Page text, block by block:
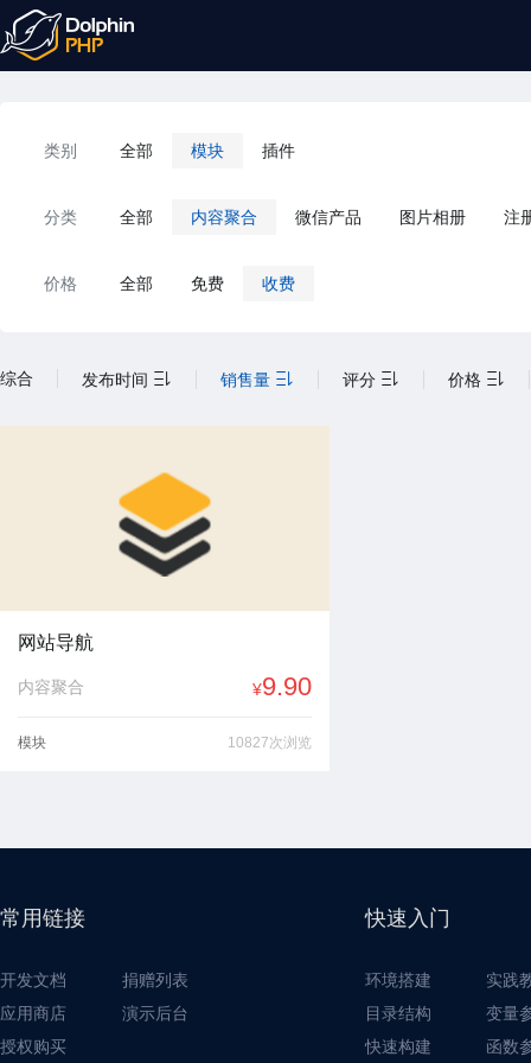
类别 全部 模块 插件
分类 全部 内容聚合 微信产品 图片相册 注
价格 全部 免费 收费
综合 发布时间 销售量 评分 价格
网站导航
¥9.90
内容聚合
模块 10827次浏览
常用链接
开发文档
捐赠列表
应用商店
演示后台
授权购买
快速入门
环境搭建
实践
目录结构
变量
快速构建
函数